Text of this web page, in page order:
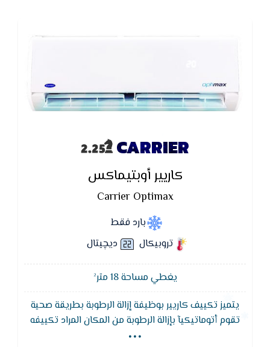
CARRIER
كاريير أوبتيماكس
Carrier Optimax
بارد فقط
تروبيكال
ديچيتال
يغطي مساحة 18 متر²
يتميز تكييف كاريير بوظيفة إزالة الرطوبة بطريقة صحية
تقوم أتوماتيكيآ بإزالة الرطوبة من المكان المراد تكييفه
ويتميز تكييف كاريير ايضا بوجود وظائف التايمر لتوفير
...